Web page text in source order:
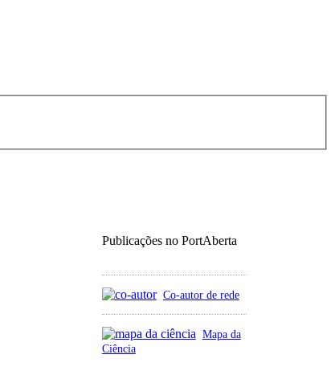
Publicações no PortAberta
Co-autor de rede
Mapa da
Ciência